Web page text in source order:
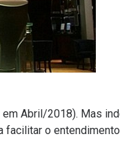
Abril/2018). Mas
facilitar o